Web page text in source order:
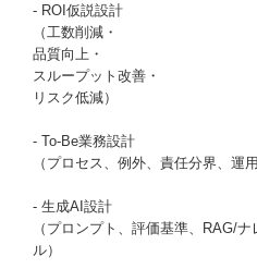
- ROI仮説設計
（工数削減・
品質向上・
スループット改善・
リスク低減）
- To-Be業務設計
（プロセス、例外、責任分界、運
- 生成AI設計
（プロンプト、評価基準、RAG/
ル）